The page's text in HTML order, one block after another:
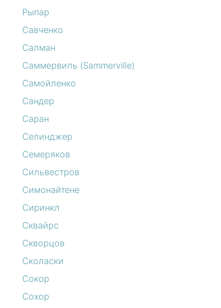
Рыпар
Савченко
Салман
Саммервиль (Sammerville)
Самойленко
Сандер
Саран
Селинджер
Семеряков
Сильвестров
Симонайтене
Сиринкл
Сквайрс
Скворцов
Сколаски
Сокор
Сохор